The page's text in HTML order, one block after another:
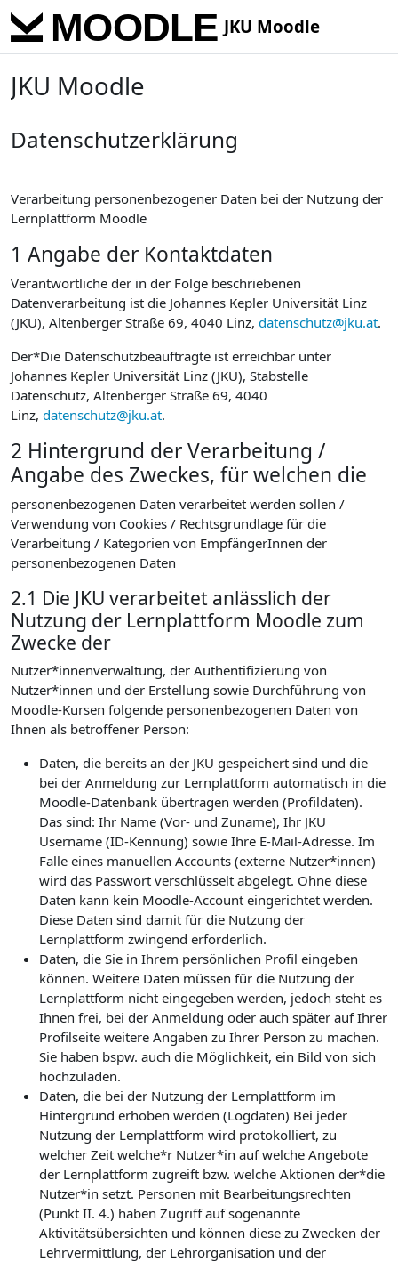
Skip to main content
JKU Moodle
JKU Moodle
Datenschutzerklärung
Verarbeitung personenbezogener Daten bei der Nutzung der
Lernplattform Moodle
1 Angabe der Kontaktdaten
Verantwortliche der in der Folge beschriebenen
Datenverarbeitung ist die Johannes Kepler Universität Linz
(JKU), Altenberger Straße 69, 4040 Linz, datenschutz@jku.at.
Der*Die Datenschutzbeauftragte ist erreichbar unter
Johannes Kepler Universität Linz (JKU), Stabstelle
Datenschutz, Altenberger Straße 69, 4040
Linz, datenschutz@jku.at.
2 Hintergrund der Verarbeitung /
Angabe des Zweckes, für welchen die
personenbezogenen Daten verarbeitet werden sollen /
Verwendung von Cookies / Rechtsgrundlage für die
Verarbeitung / Kategorien von EmpfängerInnen der
personenbezogenen Daten
2.1 Die JKU verarbeitet anlässlich der
Nutzung der Lernplattform Moodle zum
Zwecke der
Nutzer*innenverwaltung, der Authentifizierung von
Nutzer*innen und der Erstellung sowie Durchführung von
Moodle-Kursen folgende personenbezogenen Daten von
Ihnen als betroffener Person:
Daten, die bereits an der JKU gespeichert sind und die
bei der Anmeldung zur Lernplattform automatisch in die
Moodle-Datenbank übertragen werden (Profildaten).
Das sind: Ihr Name (Vor- und Zuname), Ihr JKU
Username (ID-Kennung) sowie Ihre E-Mail-Adresse. Im
Falle eines manuellen Accounts (externe Nutzer*innen)
wird das Passwort verschlüsselt abgelegt. Ohne diese
Daten kann kein Moodle-Account eingerichtet werden.
Diese Daten sind damit für die Nutzung der
Lernplattform zwingend erforderlich.
Daten, die Sie in Ihrem persönlichen Profil eingeben
können. Weitere Daten müssen für die Nutzung der
Lernplattform nicht eingegeben werden, jedoch steht es
Ihnen frei, bei der Anmeldung oder auch später auf Ihrer
Profilseite weitere Angaben zu Ihrer Person zu machen.
Sie haben bspw. auch die Möglichkeit, ein Bild von sich
hochzuladen.
Daten, die bei der Nutzung der Lernplattform im
Hintergrund erhoben werden (Logdaten) Bei jeder
Nutzung der Lernplattform wird protokolliert, zu
welcher Zeit welche*r Nutzer*in auf welche Angebote
der Lernplattform zugreift bzw. welche Aktionen der*die
Nutzer*in setzt. Personen mit Bearbeitungsrechten
(Punkt II. 4.) haben Zugriff auf sogenannte
Aktivitätsübersichten und können diese zu Zwecken der
Lehrvermittlung, der Lehrorganisation und der